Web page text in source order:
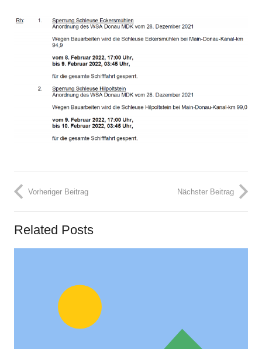
Vorheriger Beitrag Nächster Beitrag
Related Posts